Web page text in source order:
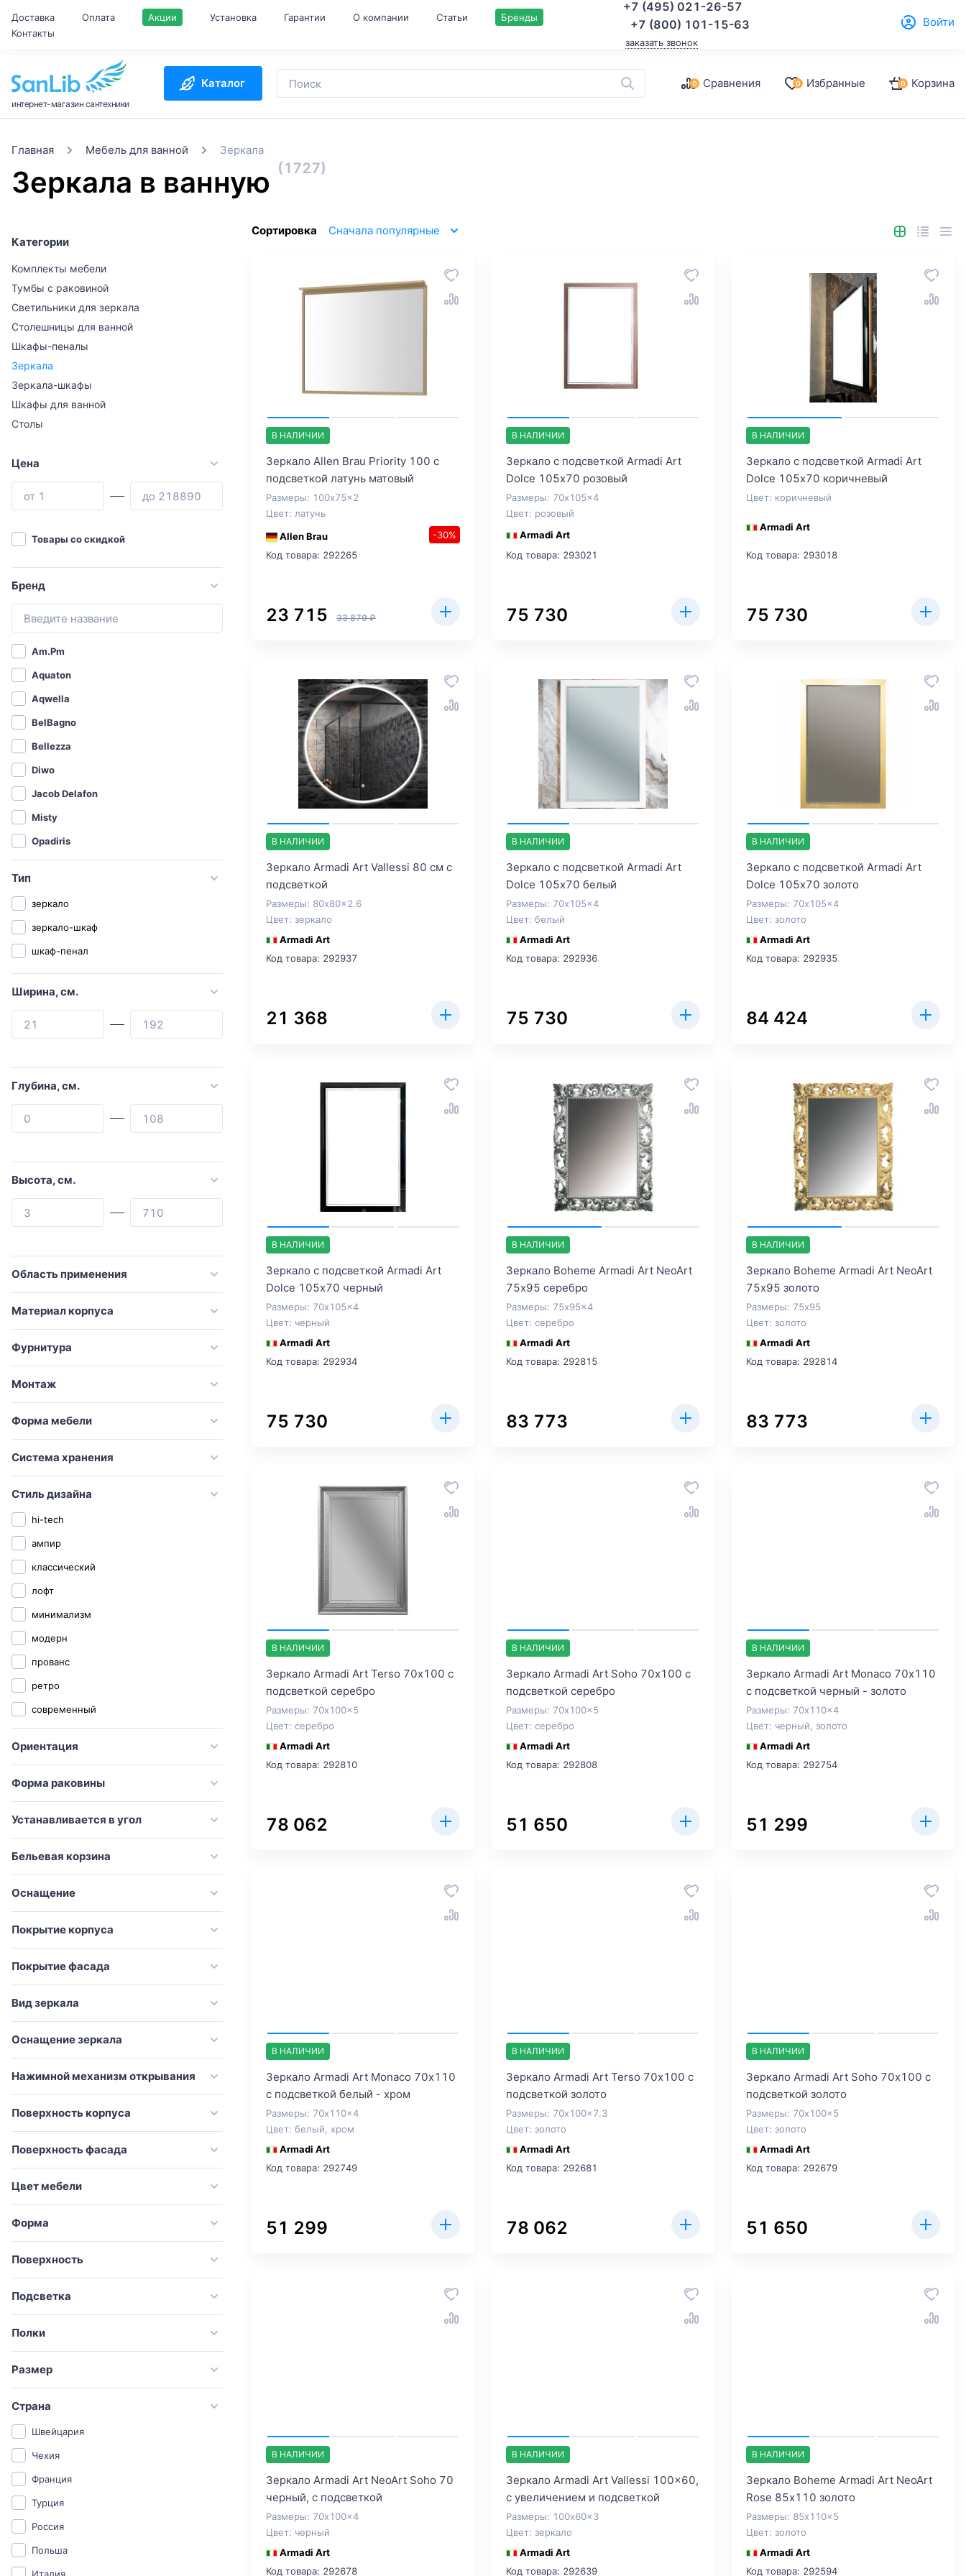
Доставка Оплата Акции Установка Гарантии О компании Статьи
Бренды
Контакты
+7 (495) 021-26-57
+7 (800) 101-15-63
заказать звонок
Войти
интернет-магазин сантехники
Каталог 0 Сравнения 0 Избранные 0 Корзина
Главная Мебель для ванной Зеркала
Зеркала в ванную (1727)
Категории
Комплекты мебели
Тумбы с раковиной
Светильники для зеркала
Столешницы для ванной
Шкафы-пеналы
Зеркала
Зеркала-шкафы
Шкафы для ванной
Столы
Цена
Товары со скидкой
Бренд
Am.Pm
Aquaton
Aqwella
BelBagno
Bellezza
Diwo
Jacob Delafon
Misty
Opadiris
Бриклаер
СанТа
1MarKa
Aquanet
ASB-Woodline
Cezares
Duravit
Esbano
Francesca
Iddis
Laufen
Onika
Sancos
Sanvit
Simas
Stella Polar
STWORKI
Style Line
Villeroy & Boch
VitrA
Vod-Ok
Тип
зеркало
зеркало-шкаф
шкаф-пенал
Ширина, см.
Глубина, см.
Высота, см.
Область применения
Материал корпуса
Фурнитура
Монтаж
Форма мебели
Система хранения
Стиль дизайна
hi-tech
ампир
классический
лофт
минимализм
модерн
прованс
ретро
современный
Ориентация
Форма раковины
Устанавливается в угол
Бельевая корзина
Оснащение
Покрытие корпуса
Покрытие фасада
Вид зеркала
Оснащение зеркала
Нажимной механизм открывания
Поверхность корпуса
Поверхность фасада
Цвет мебели
Форма
Поверхность
Подсветка
Полки
Размер
Страна
Швейцария
Чехия
Франция
Турция
Россия
Польша
Сортировка Сначала популярные
В НАЛИЧИИ
Зеркало Allen Brau Priority 100 с
подсветкой латунь матовый
Размеры: 100x75x2
Цвет: латунь
Allen Brau
-30%
Код товара: 292265
23 715 33 879 ₽
В НАЛИЧИИ
Зеркало с подсветкой Armadi Art
Dolce 105х70 розовый
Размеры: 70x105x4
Цвет: розовый
Armadi Art
Код товара: 293021
75 730
В НАЛИЧИИ
Зеркало с подсветкой Armadi Art
Dolce 105х70 коричневый
Цвет: коричневый
Armadi Art
Код товара: 293018
75 730
В НАЛИЧИИ
Зеркало Armadi Art Vallessi 80 см с
подсветкой
Размеры: 80x80x2.6
Цвет: зеркало
Armadi Art
Код товара: 292937
21 368
В НАЛИЧИИ
Зеркало с подсветкой Armadi Art
Dolce 105х70 белый
Размеры: 70x105x4
Цвет: белый
Armadi Art
Код товара: 292936
75 730
В НАЛИЧИИ
Зеркало с подсветкой Armadi Art
Dolce 105х70 золото
Размеры: 70x105x4
Цвет: золото
Armadi Art
Код товара: 292935
84 424
В НАЛИЧИИ
Зеркало с подсветкой Armadi Art
Dolce 105х70 черный
Размеры: 70x105x4
Цвет: черный
Armadi Art
Код товара: 292934
75 730
В НАЛИЧИИ
Зеркало Boheme Armadi Art NeoArt
75х95 серебро
Размеры: 75x95x4
Цвет: серебро
Armadi Art
Код товара: 292815
83 773
В НАЛИЧИИ
Зеркало Boheme Armadi Art NeoArt
75х95 золото
Размеры: 75x95
Цвет: золото
Armadi Art
Код товара: 292814
83 773
В НАЛИЧИИ
Зеркало Armadi Art Terso 70х100 с
подсветкой серебро
Размеры: 70x100x5
Цвет: серебро
Armadi Art
Код товара: 292810
78 062
В НАЛИЧИИ
Зеркало Armadi Art Soho 70х100 с
подсветкой серебро
Размеры: 70x100x5
Цвет: серебро
Armadi Art
Код товара: 292808
51 650
В НАЛИЧИИ
Зеркало Armadi Art Monaco 70х110
с подсветкой черный - золото
Размеры: 70x110x4
Цвет: черный, золото
Armadi Art
Код товара: 292754
51 299
В НАЛИЧИИ
Зеркало Armadi Art Monaco 70х110
с подсветкой белый - хром
Размеры: 70x110x4
Цвет: белый, хром
Armadi Art
Код товара: 292749
51 299
В НАЛИЧИИ
Зеркало Armadi Art Terso 70х100 с
подсветкой золото
Размеры: 70x100x7.3
Цвет: золото
Armadi Art
Код товара: 292681
78 062
В НАЛИЧИИ
Зеркало Armadi Art Soho 70х100 с
подсветкой золото
Размеры: 70x100x5
Цвет: золото
Armadi Art
Код товара: 292679
51 650
В НАЛИЧИИ
Зеркало Armadi Art NeoArt Soho 70
черный, с подсветкой
Размеры: 70x100x4
Цвет: черный
Armadi Art
Код товара: 292678
В НАЛИЧИИ
Зеркало Armadi Art Vallessi 100x60,
с увеличением и подсветкой
Размеры: 100x60x3
Цвет: зеркало
Armadi Art
Код товара: 292639
В НАЛИЧИИ
Зеркало Boheme Armadi Art NeoArt
Rose 85х110 золото
Размеры: 85x110x5
Цвет: золото
Armadi Art
Код товара: 292594